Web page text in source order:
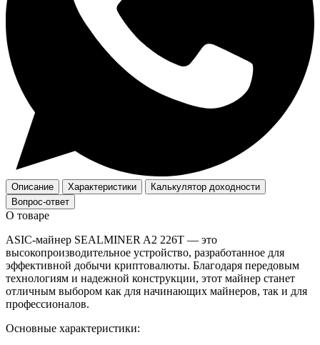
Описание Характеристики
Калькулятор доходности
Вопрос-ответ
О товаре
ASIC-майнер SEALMINER A2 226T — это
высокопроизводительное устройство, разработанное для
эффективной добычи криптовалюты. Благодаря передовым
технологиям и надежной конструкции, этот майнер станет
отличным выбором как для начинающих майнеров, так и для
профессионалов.
Основные характеристики: